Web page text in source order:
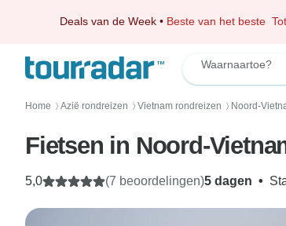
Deals van de Week • Beste van het beste
Waarnaartoe?
Home 〉 Azië rondreizen 〉 Vietnam rondreizen 〉 Noord-
Fietsen in Noord-
5 dagen •
5,0 (7 beoordelingen)